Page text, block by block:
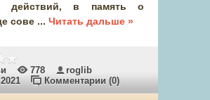
действий, в память о
сове ... Читать дальше »
778
roglib
Комментарии (0)